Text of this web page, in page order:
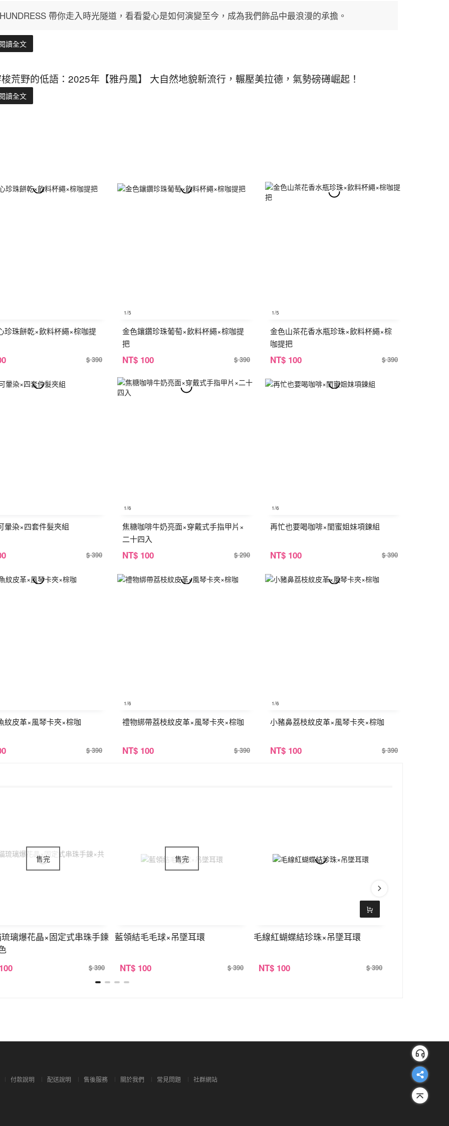
HUNDRESS 帶你走入時光隧道，看看愛心是如何演變至今，成為我們飾品中最浪漫的承擔。
讀全文
荒野的低語：2025年【雅丹風】 大自然地貌新流行，輾壓美拉德，氣勢磅礡崛起！
讀全文
珍珠餅乾×飲料杯繩×棕咖提
$ 390
1/5
金色鑲鑽珍珠葡萄×飲料杯繩×棕咖提
把
NT$ 100 $ 390
1/5
金色山茶花香水瓶珍珠×飲料杯繩×棕
咖提把
NT$ 100 $ 390
暈染×四套件髮夾組
$ 390
1/6
焦糖咖啡牛奶亮面×穿戴式手指甲片×
二十四入
NT$ 100 $ 290
1/6
再忙也要喝咖啡×閨蜜姐妹項鍊組
NT$ 100 $ 390
紋皮革×風琴卡夾×棕咖
$ 390
1/6
禮物綁帶荔枝紋皮革×風琴卡夾×棕咖
NT$ 100 $ 390
1/6
小豬鼻荔枝紋皮革×風琴卡夾×棕咖
NT$ 100 $ 390
璃爆花晶×固定式串珠手鍊
$ 390
藍領結毛毛球×吊墜耳環
NT$ 100 $ 390
毛線紅蝴蝶結珍珠×吊墜耳環
NT$ 100 $ 390
付款說明 配送說明 售後服務 關於我們 常見問題 社群網站